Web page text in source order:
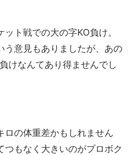
ト戦での大の字KO負け。
う意見もありましたが、あの
けなんてあり得ませんでし
ロの体重差かもしれません
つもなく大きいのがプロボク